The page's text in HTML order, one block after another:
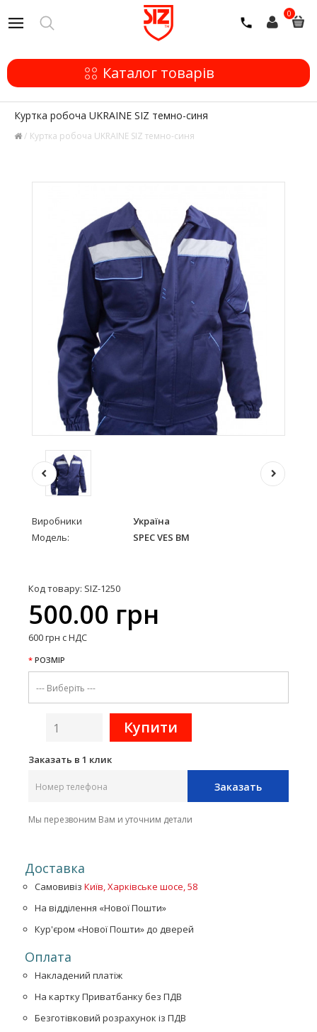
0
Каталог товарів
Куртка робоча UKRAINE SIZ темно-синя
Куртка робоча UKRAINE SIZ темно-синя
Виробники
Україна
Модель:
SPEC VES BM
Код товару: SIZ-1250
500.00 грн
600 грн с НДС
РОЗМІР
Заказать в 1 клик
Заказать
Мы перезвоним Вам и уточним детали
Доставка
Самовивіз Київ, Харківське шосе, 58
На відділення «Нової Пошти»
Кур'єром «Нової Пошти» до дверей
Оплата
Накладений платіж
На картку Приватбанку без ПДВ
Безготівковий розрахунок із ПДВ